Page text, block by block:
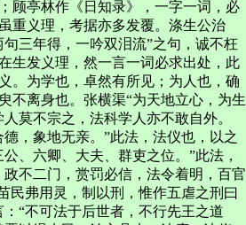
顾亭林作《日知录》，一字一词，必
重义理，考据亦多发覆。涤生公治
三年得，一吟双泪流”之句，诚不枉
生发义理，然一言一词必求出处，此
。为学也，卓然有所见；为人也，确
不离身也。张横渠“为天地立心，为生
莫不宗之，法科学人亦不敢自外。
，象地无亲。”此法，法仪也，以之
、六卿、大夫、群吏之位。”此法，
不二门，赏罚必信，法令着明，百官
民弗用灵，制以刑，惟作五虐之刑曰
“不可法于后世者，不行先王之道